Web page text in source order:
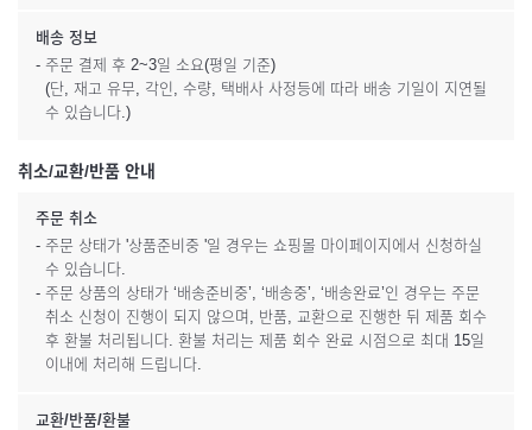
배송 정보
- 주문 결제 후 2~3일 소요(평일 기준)
(단, 재고 유무, 각인, 수량, 택배사 사정등에 따라 배송 기일이 지연될
수 있습니다.)
취소/교환/반품 안내
주문 취소
- 주문 상태가 '상품준비중 '일 경우는 쇼핑몰 마이페이지에서 신청하실
수 있습니다.
- 주문 상품의 상태가 ‘배송준비중’, ‘배송중’, ‘배송완료’인 경우는 주문
취소 신청이 진행이 되지 않으며, 반품, 교환으로 진행한 뒤 제품 회수
후 환불 처리됩니다. 환불 처리는 제품 회수 완료 시점으로 최대 15일
이내에 처리해 드립니다.
교환/반품/환불